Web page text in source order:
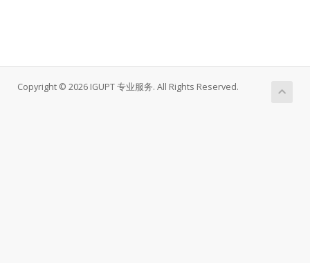
Copyright © 2026 IGUPT 专业服务. All Rights Reserved.